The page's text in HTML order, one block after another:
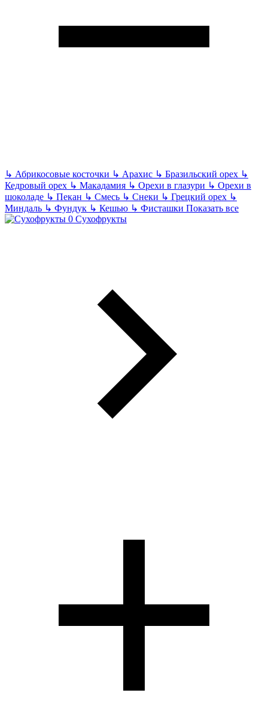
↳ Абрикосовые косточки ↳ Арахис ↳ Бразильский орех ↳
Кедровый орех ↳ Макадамия ↳ Орехи в глазури ↳ Орехи в
шоколаде ↳ Пекан ↳ Смесь ↳ Снеки ↳ Грецкий орех ↳
Миндаль ↳ Фундук ↳ Кешью ↳ Фисташки Показать все
Сухофрукты